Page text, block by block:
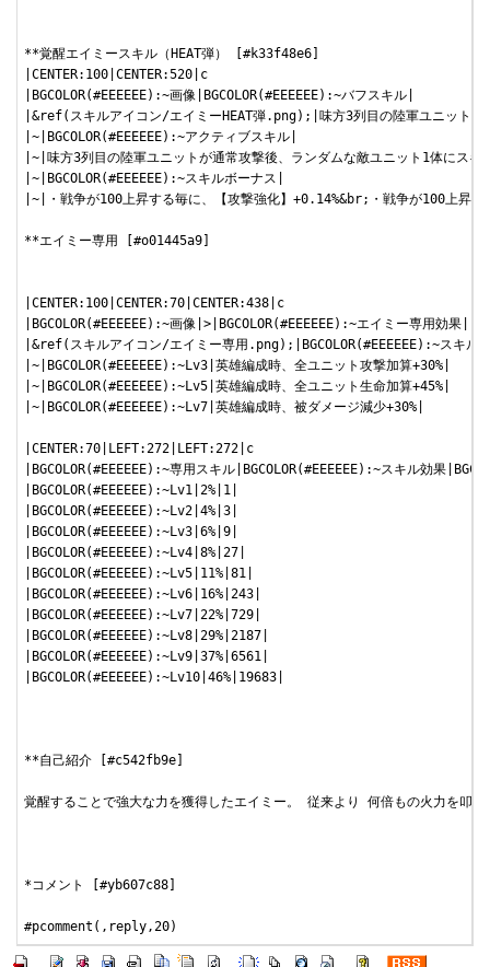
**覚醒エイミースキル（HEAT弾） [#k33f48e6]
|CENTER:100|CENTER:520|c
|BGCOLOR(#EEEEEE):~画像|BGCOLOR(#EEEEEE):~バフスキル|
|&ref(スキルアイコン/エイミーHEAT弾.png);|味方3列目の陸軍ユニット
|~|BGCOLOR(#EEEEEE):~アクティブスキル|
|~|味方3列目の陸軍ユニットが通常攻撃後、ランダムな敵ユニット1体にス
|~|BGCOLOR(#EEEEEE):~スキルボーナス|
|~|・戦争が100上昇する毎に、【攻撃強化】+0.14%&br;・戦争が100上昇
**エイミー専用 [#o01445a9]
|CENTER:100|CENTER:70|CENTER:438|c
|BGCOLOR(#EEEEEE):~画像|>|BGCOLOR(#EEEEEE):~エイミー専用効果|
|&ref(スキルアイコン/エイミー専用.png);|BGCOLOR(#EEEEEE):~スキル
|~|BGCOLOR(#EEEEEE):~Lv3|英雄編成時、全ユニット攻撃加算+30%|
|~|BGCOLOR(#EEEEEE):~Lv5|英雄編成時、全ユニット生命加算+45%|
|~|BGCOLOR(#EEEEEE):~Lv7|英雄編成時、被ダメージ減少+30%|
|CENTER:70|LEFT:272|LEFT:272|c
|BGCOLOR(#EEEEEE):~専用スキル|BGCOLOR(#EEEEEE):~スキル効果
|BGCOLOR(#EEEEEE):~Lv1|2%|1|
|BGCOLOR(#EEEEEE):~Lv2|4%|3|
|BGCOLOR(#EEEEEE):~Lv3|6%|9|
|BGCOLOR(#EEEEEE):~Lv4|8%|27|
|BGCOLOR(#EEEEEE):~Lv5|11%|81|
|BGCOLOR(#EEEEEE):~Lv6|16%|243|
|BGCOLOR(#EEEEEE):~Lv7|22%|729|
|BGCOLOR(#EEEEEE):~Lv8|29%|2187|
|BGCOLOR(#EEEEEE):~Lv9|37%|6561|
|BGCOLOR(#EEEEEE):~Lv10|46%|19683|
**自己紹介 [#c542fb9e]
覚醒することで強大な力を獲得したエイミー。 従来より 何倍もの火力を叩
*コメント [#yb607c88]